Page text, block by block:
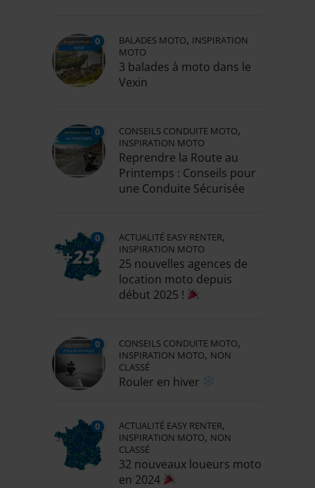
0 BALADES MOTO, INSPIRATION
MOTO
3 balades à moto dans le
Vexin
0 CONSEILS CONDUITE MOTO,
INSPIRATION MOTO
Reprendre la Route au
Printemps : Conseils pour
une Conduite Sécurisée
0 ACTUALITÉ EASY RENTER,
INSPIRATION MOTO
25 nouvelles agences de
location moto depuis
début 2025 !
0 CONSEILS CONDUITE MOTO,
INSPIRATION MOTO, NON
CLASSÉ
Rouler en hiver
0 ACTUALITÉ EASY RENTER,
INSPIRATION MOTO, NON
CLASSÉ
32 nouveaux loueurs moto
en 2024